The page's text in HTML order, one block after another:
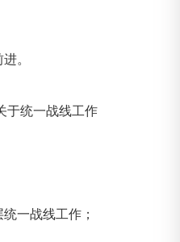
。
统一战线工作
一战线工作；